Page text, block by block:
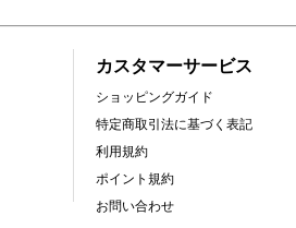
カスタマーサービス
ショッピングガイド
特定商取引法に基づく表記
利用規約
ポイント規約
お問い合わせ